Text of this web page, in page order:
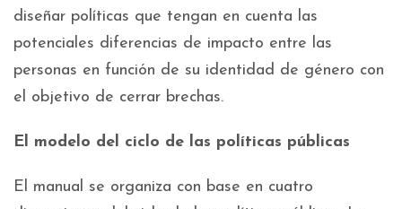
diseñar políticas que tengan en cuenta las
potenciales diferencias de impacto entre las
personas en función de su identidad de género con
el objetivo de cerrar brechas.
El modelo del ciclo de las políticas públicas
El manual se organiza con base en cuatro